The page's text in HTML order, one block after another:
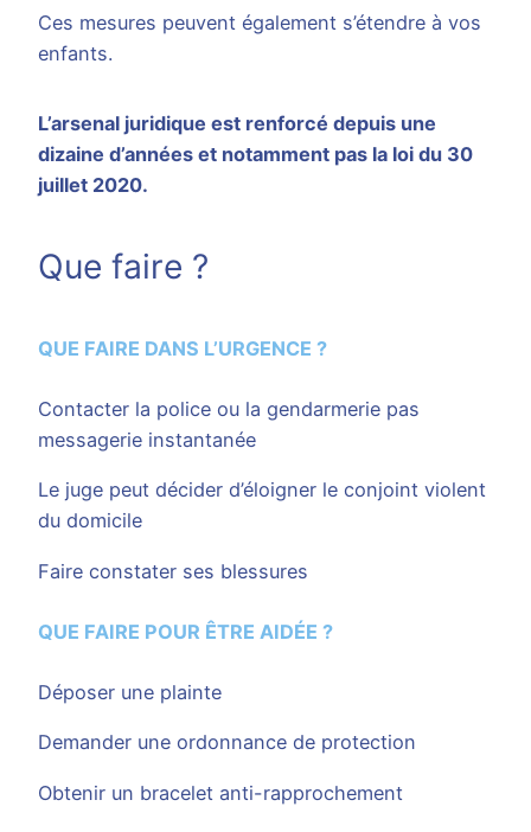
Ces mesures peuvent également s’étendre à vos
enfants.
L’arsenal juridique est renforcé depuis une
dizaine d’années et notamment pas la loi du 30
juillet 2020.
Que faire ?
QUE FAIRE DANS L’URGENCE ?
Contacter la police ou la gendarmerie pas
messagerie instantanée
Le juge peut décider d’éloigner le conjoint violent
du domicile
Faire constater ses blessures
QUE FAIRE POUR ÊTRE AIDÉE ?
Déposer une plainte
Demander une ordonnance de protection
Obtenir un bracelet anti-rapprochement